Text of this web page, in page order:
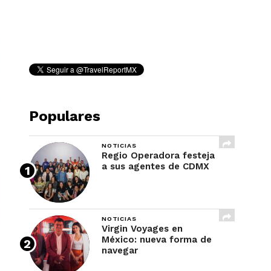
Populares
NOTICIAS
Regio Operadora festeja
a sus agentes de CDMX
NOTICIAS
Virgin Voyages en
México: nueva forma de
navegar